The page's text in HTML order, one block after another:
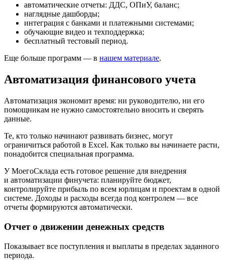
автоматические отчеты: ДДС, ОПиУ, баланс;
наглядные дашборды;
интеграция с банками и платежными системами;
обучающие видео и техподдержка;
бесплатный тестовый период.
Еще больше программ — в нашем материале.
Автоматизация финансового учета
Автоматизация экономит время: ни руководителю, ни его
помощникам не нужно самостоятельно вносить и сверять
данные.
Те, кто только начинают развивать бизнес, могут
ограничиться работой в Excel. Как только вы начинаете расти,
понадобится специальная программа.
У МоегоСклада есть готовое решение для внедрения
и автоматизации финучета: планируйте бюджет,
контролируйте прибыль по всем юрлицам и проектам в одной
системе. Доходы и расходы всегда под контролем — все
отчеты формируются автоматически.
Отчет о движении денежных средств
Показывает все поступления и выплаты в пределах заданного
периода.